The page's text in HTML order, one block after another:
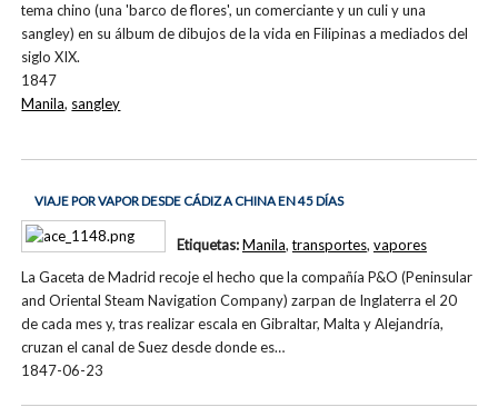
tema chino (una 'barco de flores', un comerciante y un culi y una
sangley) en su álbum de dibujos de la vida en Filipinas a mediados del
siglo XIX.
1847
Manila, sangley
VIAJE POR VAPOR DESDE CÁDIZ A CHINA EN 45 DÍAS
La Gaceta de Madrid recoje el hecho que la compañía P&O (Peninsular
and Oriental Steam Navigation Company) zarpan de Inglaterra el 20
de cada mes y, tras realizar escala en Gibraltar, Malta y Alejandría,
cruzan el canal de Suez desde donde es…
1847-06-23
Etiquetas:Manila,transportes, vapores